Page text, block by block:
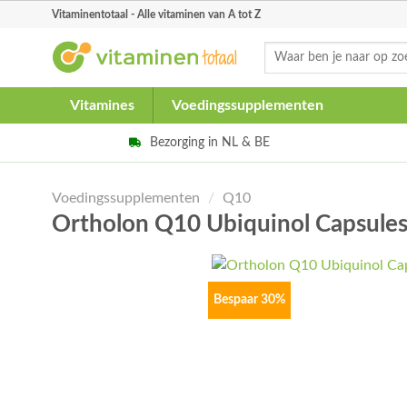
Vitaminentotaal - Alle vitaminen van A tot Z
Zoeken
Vitamines Voedingssupplementen
Bezorging in NL & BE
Voedingssupplementen / Q10
Ortholon Q10 Ubiquinol
Bespaar 30%